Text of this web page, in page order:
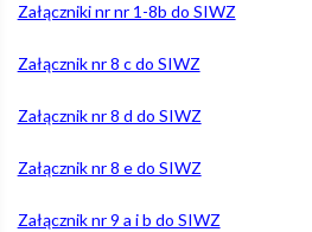
Zaplecze
Techniczne
ŁKA
Załączniki nr nr 1-8b do SIWZ
Załącznik nr 8 c do SIWZ
Załącznik nr 8 d do SIWZ
Załącznik nr 8 e do SIWZ
Załącznik nr 9 a i b do SIWZ